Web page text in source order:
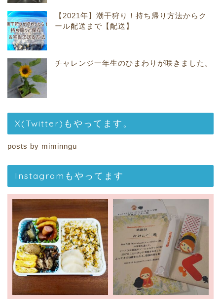
【2021年】潮干狩り！持ち帰り方法からク
ール配送まで【配送】
チャレンジ一年生のひまわりが咲きました。
X(Twitter)もやってます。
posts by miminngu
Instagramもやってます